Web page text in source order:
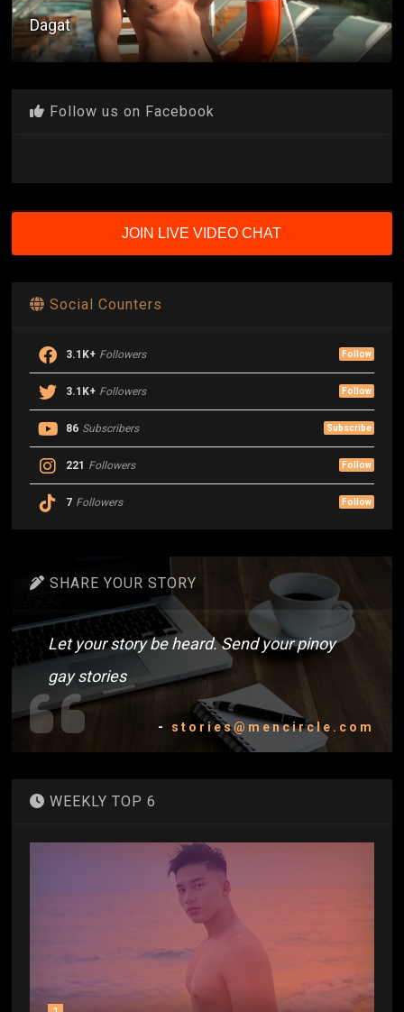
Dagat
Follow us on Facebook
JOIN LIVE VIDEO CHAT
Social Counters
3.1K+ Followers Follow
3.1K+ Followers Follow
86 Subscribers Subscribe
221 Followers Follow
7 Followers Follow
SHARE YOUR STORY
Let your story be heard. Send your pinoy
gay stories
- stories@mencircle.com
WEEKLY TOP 6